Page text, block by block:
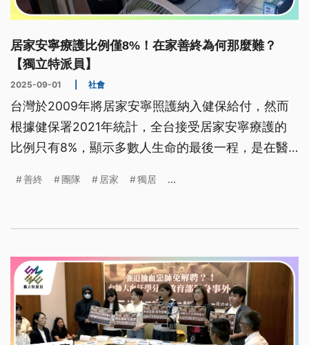
居家安寧療護比例僅8%！在家善終為何那麼難？
【獨立特派員】
2025-09-01 社會
台灣於2009年將居家安寧照護納入健保給付，然而
根據健保署2021年統計，全台接受居家安寧療護的
比例只有8%，顯示多數人生命的最後一程，是在醫
居家安寧的醫護人力不足，各級醫院和社區診所的轉
獨居或老老照顧的狀況增加，如何在人生終途提供完
需面對的重要課題。
善終 團隊 居家 獨居 ...